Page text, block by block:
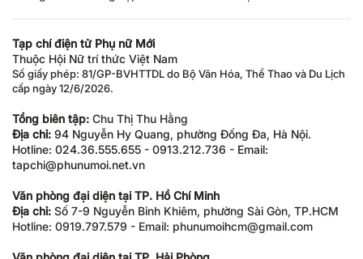
Tạp chí điện tử Phụ nữ Mới
Thuộc Hội Nữ trí thức Việt Nam
Số giấy phép: 81/GP-BVHTTDL do Bộ Văn Hóa, Thể Thao và Du Lịch
cấp ngày 12/6/2026.
Tổng biên tập: Chu Thị Thu Hằng
Địa chỉ: 94 Nguyễn Hy Quang, phường Đống Đa, Hà Nội.
Hotline: 024.36.555.655 - 0913.212.736 - Email:
tapchi@phunumoi.net.vn
Văn phòng đại diện tại TP. Hồ Chí Minh
Địa chỉ: Số 7-9 Nguyễn Bỉnh Khiêm, phường Sài Gòn, TP.HCM
Hotline: 0919.797.579 - Email: phunumoihcm@gmail.com
Văn phòng đại diện tại TP. Hải Phòng